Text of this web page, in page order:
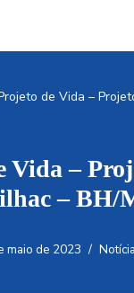
de Vida –
Vida –
– BH/
maio de 2023